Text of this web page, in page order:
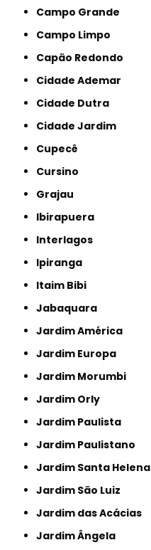
Campo Grande
Campo Limpo
Capão Redondo
Cidade Ademar
Cidade Dutra
Cidade Jardim
Cupecê
Cursino
Grajau
Ibirapuera
Interlagos
Ipiranga
Itaim Bibi
Jabaquara
Jardim América
Jardim Europa
Jardim Morumbi
Jardim Orly
Jardim Paulista
Jardim Paulistano
Jardim Santa Helena
Jardim São Luiz
Jardim das Acácias
Jardim Ângela